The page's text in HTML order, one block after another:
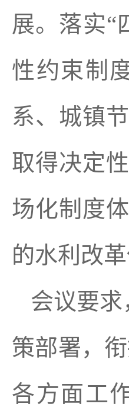
展。落实“
性约束制
系、城镇
取得决定
场化制度
的水利改
会议要求
策部署，
各方面工